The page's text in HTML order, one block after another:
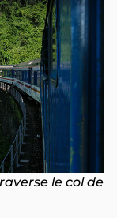
le col de